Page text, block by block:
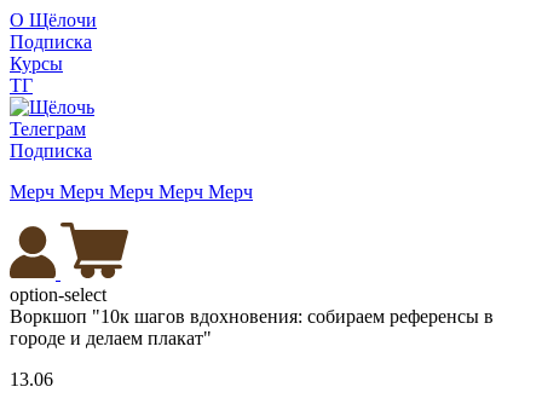
О Щёлочи
Подписка
Курсы
ТГ
Телеграм
Подписка
Мерч Мерч Мерч Мерч Мерч
option-select
Воркшоп "10к шагов вдохновения: собираем референсы в
городе и делаем плакат"
13.06